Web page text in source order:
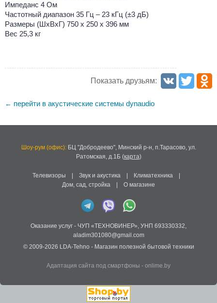
Импеданс 4 Ом
Частотный диапазон 35 Гц – 23 кГц (±3 дБ)
Размеры (ШxВxГ) 750 x 250 x 396 мм
Вес 25,3 кг
Показать друзьям:
← перейти в акустические системы dynaudio
Шоу-рум (офис):БЦ "Добродеево", Минский р-н, п.Тарасово, ул.
Ратомская, д.1Б(карта)
Телевизоры Звук и акустика Климатехника
Дом, сад, стройка
О магазине
Оказание услуг - ЧУП «ТЕХНОВИНЕР», УНП 693330332,
aladim301080@gmail.com
© 2009-2026 LDA-Tehno - Магазин полезной бытовой техники
Адаптация сайта под смартфоны - onlime.by